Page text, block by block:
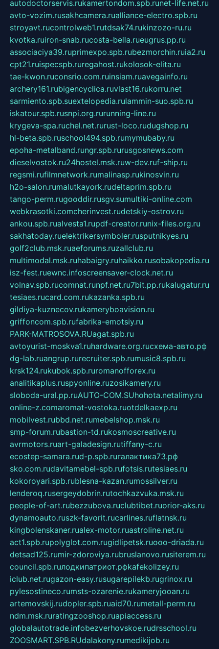
autodoctorservis.rukamertondom.spb.runet-life.net.ru
avto-vozim.rusakhcamera.rualliance-electro.spb.ru
stroyavt.rucontrolweb1.rutdsak74.rukinzozo-ru.ru
kvotka.ruiron-snab.rucosta-bella.rueugrus.pp.ru
associaciya39.ruprimexpo.spb.rubezmorchin.ruia2.ru
cpt21.ruispecspb.ruregahost.rukolosok-elita.ru
tae-kwon.ruconsrio.com.ruinsiam.ruavegainfo.ru
archery161.rubigencyclica.ruvlast16.rukorru.net
sarmiento.spb.suextelopedia.rulammin-suo.spb.ru
iskatour.spb.rusnpi.org.rurunning-line.ru
krygeva-spa.ruchel.net.rurust-loco.rudugshop.ru
hl-beta.spb.ruschool494.spb.rumymubaby.ru
epoha-metalband.rungr.spb.rurusgosnews.com
dieselvostok.ru24hostel.msk.ruw-dev.ruf-ship.ru
regsmi.rufilmnetwork.rumalinasp.rukinosvin.ru
h2o-salon.rumalutkayork.rudeltaprim.spb.ru
tango-perm.rugooddir.rusgv.sumultiki-online.com
webkrasotki.comcherinvest.rudetskiy-ostrov.ru
ankou.spb.rualvesta1.rupdf-creator.runix-files.org.ru
sakhatoday.ruelektrikersymboler.rusputnikyes.ru
golf2club.msk.ruaeforums.ruzallclub.ru
multimodal.msk.ruhabaigry.ruhaikko.rusobakopedia.ru
isz-fest.ruewnc.infoscreensaver-clock.net.ru
volnav.spb.rucomnat.runpf.net.ru7bit.pp.rukalugatur.ru
tesiaes.rucard.com.rukazanka.spb.ru
gildiya-kuznecov.rukameryboavision.ru
griffoncom.spb.rufabrika-emotsiy.ru
PARK-MATROSOVA.RUagat.spb.ru
avtoyurist-moskva1.ruhardware.org.ruсхема-авто.рф
dg-lab.ruangrup.rurecruiter.spb.rumusic8.spb.ru
krsk124.rukubok.spb.ruromanofforex.ru
analitikaplus.ruspyonline.ruzosikamery.ru
sloboda-ural.pp.ruAUTO-COM.SUhohota.netalimy.ru
online-z.comaromat-vostoka.ruotdelkaexp.ru
mobilvest.rubbd.net.rumebelshop.msk.ru
smp-forum.rubastion-td.rukosmoscreative.ru
avrmotors.ruart-galadesign.rutiffany-c.ru
ecostep-samara.rud-p.spb.ruгалактика73.рф
sko.com.rudavitamebel-spb.rufotsis.rutesiaes.ru
kokoroyari.spb.rublesna-kazan.rumossilver.ru
lenderoq.rusergeydobrin.rutochkazvuka.msk.ru
people-of-art.rubezzubova.ruclubtibet.ruorior-aks.ru
dynamoauto.ruszk-favorit.rucarlines.ruflatnsk.ru
kingbolenskaner.rualex-motor.ruastroline.net.ru
act1.spb.rupolyglot.com.rugidlipetsk.ruooo-driada.ru
detsad125.rumir-zdoroviya.rubruslanovo.rusiterem.ru
council.spb.ruлодкипатриот.рфkafekolizey.ru
iclub.net.rugazon-easy.rusugarepilekb.rugrinox.ru
pylesostineco.rumsts-ozarenie.rukameryjooan.ru
artemovskij.rudopler.spb.ruaid70.rumetall-perm.ru
ndm.msk.ruratingzooshop.ruapiaccess.ru
globalautotrade.infobezverhovskoe.rudrsschool.ru
ZOOSMART.SPB.RUdalakony.rumedikijob.ru